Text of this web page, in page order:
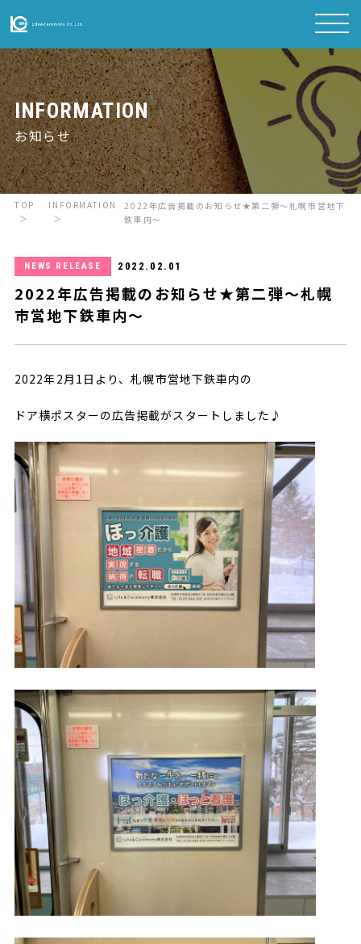
INFORMATION
お知らせ
TOP INFORMATION
2022年広告掲載のお知らせ★第二弾～札幌市営地下
鉄車内～
NEWS RELEASE 2022.02.01
2022年広告掲載のお知らせ★第二弾～札幌
市営地下鉄車内～
2022年2月1日より、札幌市営地下鉄車内の
ドア横ポスターの広告掲載がスタートしました♪